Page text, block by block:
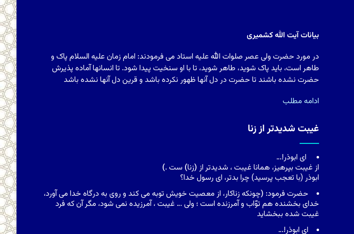
بیانات آیت الله کشمیری
در مورد حضرت ولی عصر صلوات الله علیه استاد مى‏ فرمودند: امام زمان‏ علیه السلام پاک و
طاهر است، باید پاک شوید، طاهر شوید، تا با او سنخیت پیدا شود. تا انسان‏ها آماده پذیرش
حضرت نشده باشند تا حضرت در دل آن‏ها ظهور نکرده باشد و قرین دل آنها نشده باشد
ادامه مطلب
غیبت شدیدتر از زنا
اى ابوذر!…
از غیبت بپرهیز، همانا غیبت ، شدیدتر از (زنا) ست .)
ابوذر (با تعجب پرسید) چرا بدتر، اى رسول خدا؟
حضرت فرمود: (چونکه زناکار، از معصیت خویش توبه مى کند و روى به درگاه خدا مى آورد،
خداى بخشنده هم توّاب و آمرزنده است ؛ ولى … غیبت ، آمرزیده نمى شود، مگر آن که فرد
غیبت شده ببخشاید
اى ابوذر!…